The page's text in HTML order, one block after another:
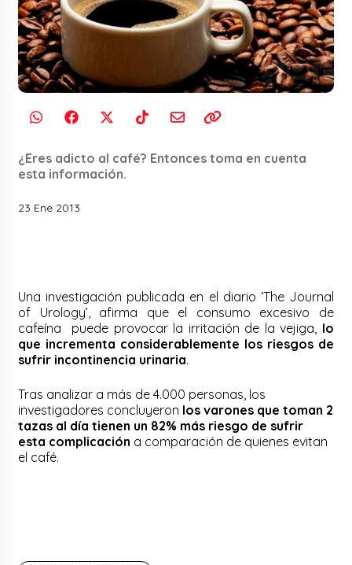
¿Eres adicto al café? Entonces toma en cuenta
esta información.
23 Ene 2013
Una investigación publicada en el diario ‘The Journal
of Urology’, afirma que el consumo excesivo de
cafeína puede provocar la irritación de la vejiga, lo
que incrementa considerablemente los riesgos de
sufrir incontinencia urinaria.
Tras analizar a más de 4.000 personas, los
investigadores concluyeron los varones que toman 2
tazas al día tienen un 82% más riesgo de sufrir
esta complicación a comparación de quienes evitan
el café.